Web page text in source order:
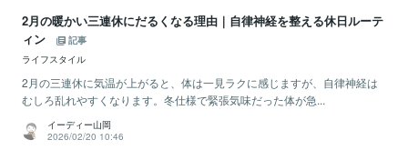
2月の暖かい三連休にだるくなる理由｜自律神経を整える休日ルーテ
ィン
記事
ライフスタイル
2月の三連休に気温が上がると、体は一見ラクに感じますが、自律神経は
むしろ乱れやすくなります。冬仕様で緊張気味だった体が急...
イーディー山岡
2026/02/20 10:46